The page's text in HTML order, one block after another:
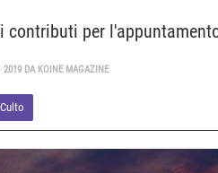
per
2019 DA KOINE MAGAZINE